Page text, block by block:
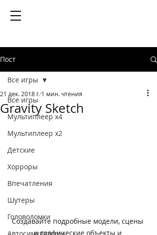
Пост
Все игры
Мультиплеер х4
Мультиплеер х2
Детские
Хорроры
Впечатления
Шутеры
Головоломки
Все игры
Gravity Sketch
21 дек. 2018 г. 1 мин. чтения
Создавайте подробные модели, сцены
и графические объекты и